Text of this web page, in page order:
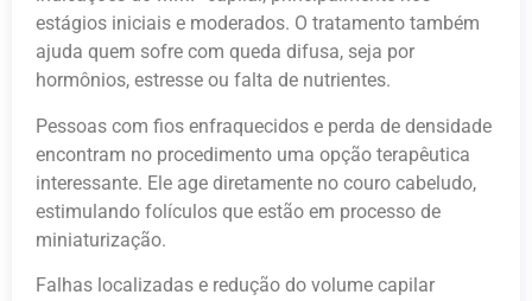
estágios iniciais e moderados. O tratamento também
ajuda quem sofre com queda difusa, seja por
hormônios, estresse ou falta de nutrientes.
Pessoas com fios enfraquecidos e perda de densidade
encontram no procedimento uma opção terapêutica
interessante. Ele age diretamente no couro cabeludo,
estimulando folículos que estão em processo de
miniaturização.
Falhas localizadas e redução do volume capilar